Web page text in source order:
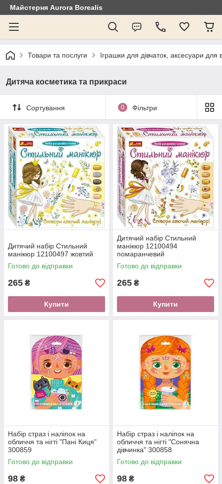
Майстерня Aurora Borealis
Товари та послуги Іграшки для дівчаток, аксесуари
Дитяча косметика та прикраси
Сортування 0 Фільтри
Дитячий набір Стильний
манікюр 12100497 жовтий
Готово до відправки
265 ₴
Купити
Дитячий набір Стильний
манікюр 12100494
помаранчевий
Готово до відправки
265 ₴
Купити
Набір страз і наліпок на
обличчя та нігті "Пані Киця"
300859
Готово до відправки
98 ₴
Набір страз і наліпок на
обличчя та нігті "Сонячна
дівчинка" 300858
Готово до відправки
98 ₴